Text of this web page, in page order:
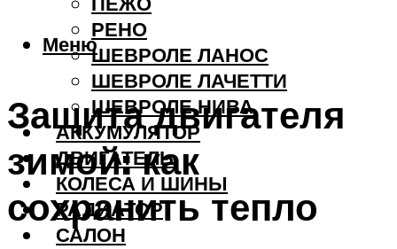
РЕНО
ШЕВРОЛЕ ЛАНОС
ШЕВРОЛЕ ЛАЧЕТТИ
ШЕВРОЛЕ НИВА
АККУМУЛЯТОР
ДВИГАТЕЛЬ
КОЛЕСА И ШИНЫ
РАДИАТОР
САЛОН
Меню
Защита двигателя
зимой: как
сохранить тепло